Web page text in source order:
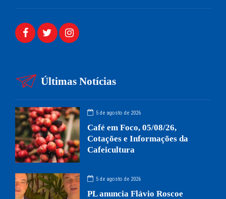
Últimas Notícias
5 de agosto de 2026
Café em Foco, 05/08/26,
Cotações e Informações da
Cafeicultura
5 de agosto de 2026
PL anuncia Flávio Roscoe